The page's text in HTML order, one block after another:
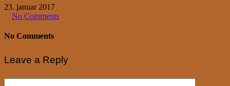
23. januar 2017
No Comments
No Comments
Leave a Reply